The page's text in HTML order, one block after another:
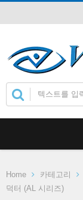
Home 카테고리
덕터 (AL 시리즈)